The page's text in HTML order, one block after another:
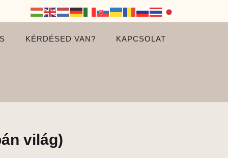
KÉRDÉSED VAN? KAPCSOLAT
világ)